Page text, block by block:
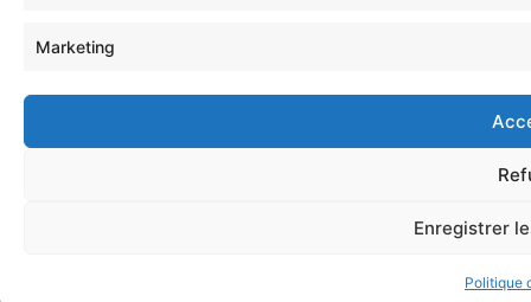
Marketing
Enregistrer
Politique